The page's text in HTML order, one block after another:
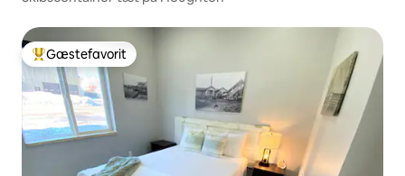
Bedste gæstefavorit
Gæstefavorit